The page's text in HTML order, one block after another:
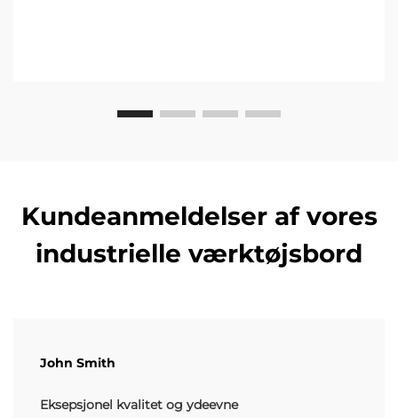
Kundeanmeldelser af vores
industrielle værktøjsbord
John Smith
Eksepsjonel kvalitet og ydeevne